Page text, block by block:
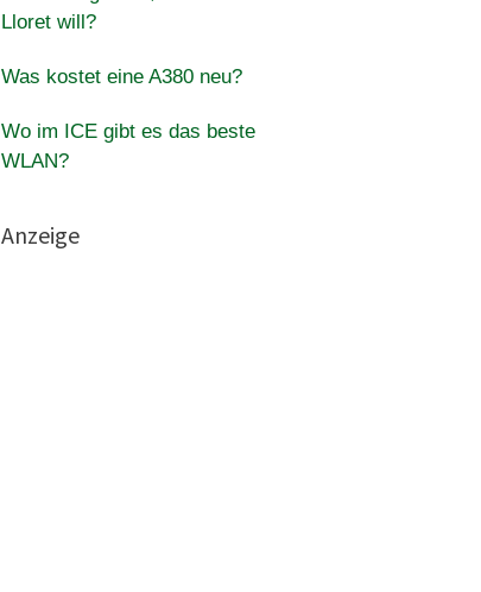
Lloret will?
Was kostet eine A380 neu?
Wo im ICE gibt es das beste
WLAN?
Anzeige